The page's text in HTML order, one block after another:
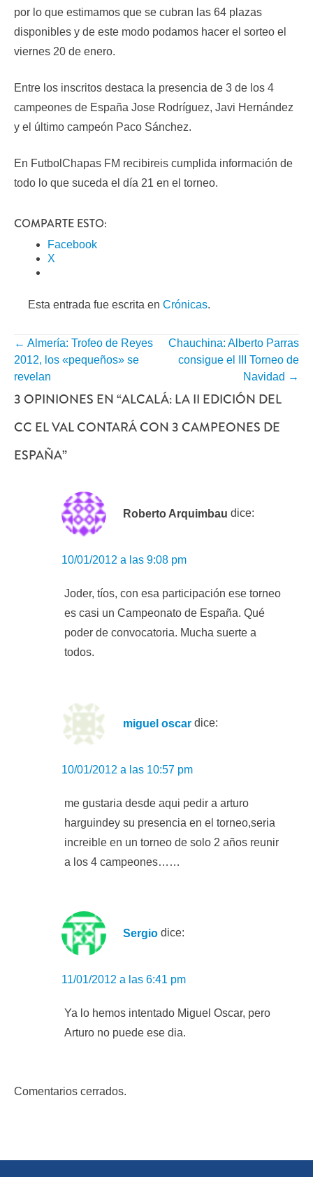
por lo que estimamos que se cubran las 64 plazas
disponibles y de este modo podamos hacer el sorteo el
viernes 20 de enero.
Entre los inscritos destaca la presencia de 3 de los 4
campeones de España Jose Rodríguez, Javi Hernández
y el último campeón Paco Sánchez.
En FutbolChapas FM recibireis cumplida información de
todo lo que suceda el día 21 en el torneo.
COMPARTE ESTO:
Facebook
X
Esta entrada fue escrita en Crónicas.
NAVEGACIÓN
POR
ENTRADA
← Almería: Trofeo de Reyes
2012, los «pequeños» se
revelan
Chauchina: Alberto Parras
consigue el III Torneo de
Navidad →
3 OPINIONES EN “ALCALÁ: LA II EDICIÓN DEL
CC EL VAL CONTARÁ CON 3 CAMPEONES DE
ESPAÑA”
Roberto Arquimbau dice:
10/01/2012 a las 9:08 pm
Joder, tíos, con esa participación ese torneo
es casi un Campeonato de España. Qué
poder de convocatoria. Mucha suerte a
todos.
miguel oscar dice:
10/01/2012 a las 10:57 pm
me gustaria desde aqui pedir a arturo
harguindey su presencia en el torneo,seria
increible en un torneo de solo 2 años reunir
a los 4 campeones……
Sergio dice:
11/01/2012 a las 6:41 pm
Ya lo hemos intentado Miguel Oscar, pero
Arturo no puede ese dia.
Comentarios cerrados.